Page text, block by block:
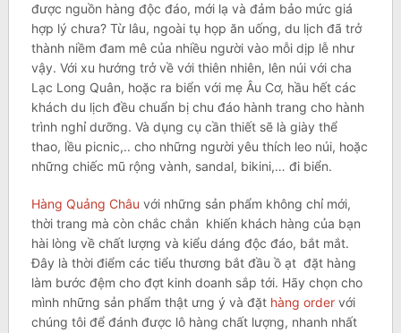
được nguồn hàng độc đáo, mới lạ và đảm bảo mức giá
hợp lý chưa? Từ lâu, ngoài tụ họp ăn uống, du lịch đã trở
thành niềm đam mê của nhiều người vào mỗi dịp lễ như
vậy. Với xu hướng trở về với thiên nhiên, lên núi với cha
Lạc Long Quân, hoặc ra biển với mẹ Âu Cơ, hầu hết các
khách du lịch đều chuẩn bị chu đáo hành trang cho hành
trình nghỉ dưỡng. Và dụng cụ cần thiết sẽ là giày thể
thao, lều picnic,.. cho những người yêu thích leo núi, hoặc
những chiếc mũ rộng vành, sandal, bikini,… đi biển.
Hàng Quảng Châu với những sản phẩm không chỉ mới,
thời trang mà còn chắc chắn khiến khách hàng của bạn
hài lòng về chất lượng và kiểu dáng độc đáo, bắt mắt.
Đây là thời điểm các tiểu thương bắt đầu ồ ạt đặt hàng
làm bước đệm cho đợt kinh doanh sắp tới. Hãy chọn cho
mình những sản phẩm thật ưng ý và đặt hàng ordervới
chúng tôi để đánh được lô hàng chất lượng, nhanh nhất